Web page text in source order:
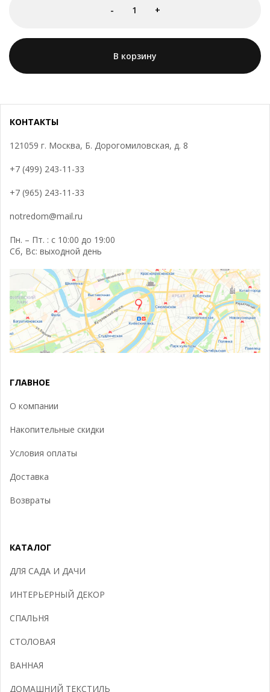
- 1 +
В корзину
КОНТАКТЫ
121059 г. Москва, Б. Дорогомиловская, д. 8
+7 (499) 243-11-33
+7 (965) 243-11-33
notredom@mail.ru
Пн. – Пт. : с 10:00 до 19:00
Сб, Вс: выходной день
ГЛАВНОЕ
О компании
Накопительные скидки
Условия оплаты
Доставка
Возвраты
КАТАЛОГ
ДЛЯ САДА И ДАЧИ
ИНТЕРЬЕРНЫЙ ДЕКОР
СПАЛЬНЯ
СТОЛОВАЯ
ВАННАЯ
ДОМАШНИЙ ТЕКСТИЛЬ